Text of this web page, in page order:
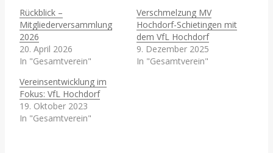
Rückblick –
Mitgliederversammlung
2026
20. April 2026
In "Gesamtverein"
Verschmelzung MV
Hochdorf-Schietingen mit
dem VfL Hochdorf
9. Dezember 2025
In "Gesamtverein"
Vereinsentwicklung im
Fokus: VfL Hochdorf
19. Oktober 2023
In "Gesamtverein"